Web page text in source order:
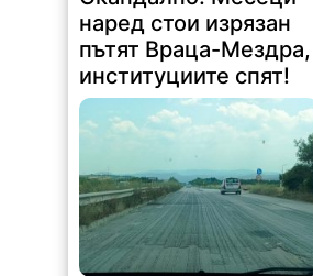
наред стои изрязан
пътят Враца-Мездра,
институциите спят!